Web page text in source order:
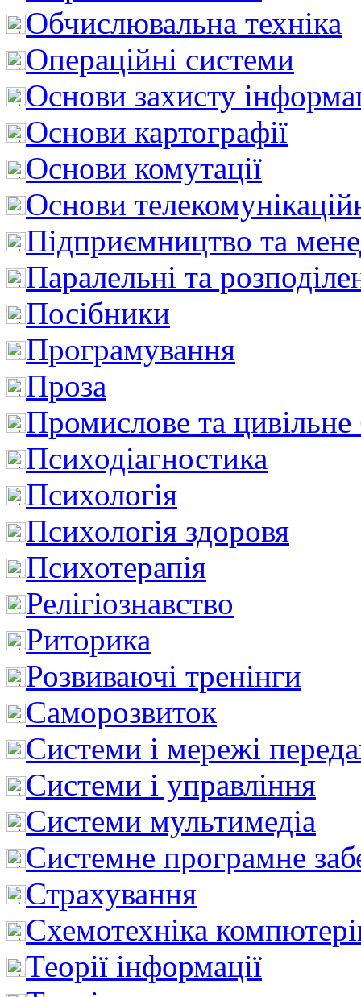
Обчислювальна техніка
Операційні системи
Основи захисту
Основи картографії
Основи комутації
Основи
Підприємництво та
Паралельні та
Посібники
Програмування
Проза
Промислове та цивільне
Психодіагностика
Психологія
Психологія здоровя
Психотерапія
Релігіознавство
Риторика
Розвиваючі тренінги
Саморозвиток
Системи і мережі
Системи і управління
Системи мультимедіа
Системне програмне
Страхування
Схемотехніка
Теорії інформації